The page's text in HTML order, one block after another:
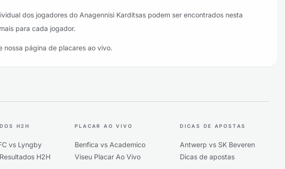
dos jogadores do Anagennisi Karditsas podem ser encontrados nesta
para cada jogador.
nossa página de placares ao vivo.
H2H
vs Lyngby
H2H
PLACAR AO VIVO
Benfica vs Academico
Viseu Placar Ao Vivo
DICAS DE APOSTAS
Antwerp vs SK Beveren
Dicas de apostas